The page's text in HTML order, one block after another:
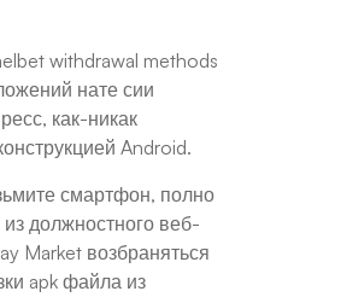
нате сии
как-никак
Android.
смартфон, полно
должностного веб-
Market возбраняться
apk файла из